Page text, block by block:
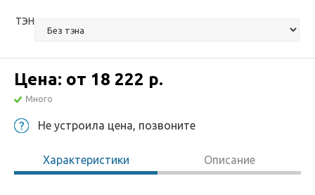
ТЭН
Цена: от 18 222 р.
Много
Не устроила цена, позвоните
Характеристики Описание